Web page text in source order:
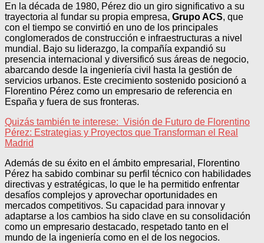
En la década de 1980, Pérez dio un giro significativo a su
trayectoria al fundar su propia empresa, Grupo ACS, que
con el tiempo se convirtió en uno de los principales
conglomerados de construcción e infraestructuras a nivel
mundial. Bajo su liderazgo, la compañía expandió su
presencia internacional y diversificó sus áreas de negocio,
abarcando desde la ingeniería civil hasta la gestión de
servicios urbanos. Este crecimiento sostenido posicionó a
Florentino Pérez como un empresario de referencia en
España y fuera de sus fronteras.
Quizás también te interese: Visión de Futuro de Florentino
Pérez: Estrategias y Proyectos que Transforman el Real
Madrid
Además de su éxito en el ámbito empresarial, Florentino
Pérez ha sabido combinar su perfil técnico con habilidades
directivas y estratégicas, lo que le ha permitido enfrentar
desafíos complejos y aprovechar oportunidades en
mercados competitivos. Su capacidad para innovar y
adaptarse a los cambios ha sido clave en su consolidación
como un empresario destacado, respetado tanto en el
mundo de la ingeniería como en el de los negocios.